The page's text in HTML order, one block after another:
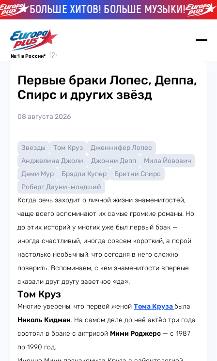
БОЛЬШЕ ХИТОВ! БОЛЬШЕ МУЗЫКИ!
№ 1 в России*
Первые браки Лопес, Деппа,
Спирс и других звёзд
08 августа 2026
Звезды Том Круз
Дженнифер Лопес
Анджелина Джоли
Джонни Депп
Мила Йовович
Деми Мур
Брэдли Купер
Бритни Спирс
Роберт Дауни-младший
Когда речь заходит о личной жизни знаменитостей,
чаще всего вспоминают их самые громкие романы. Но
до этих историй у многих уже был первый брак —
иногда счастливый, иногда совсем короткий, а порой
настолько необычный, что сегодня в него сложно
поверить. Вспоминаем, с кем знаменитости впервые
сказали друг другу заветное «да».
Том Круз
Многие уверены, что первой женой Тома Круза была
Николь Кидман. На самом деле до неё актёр три года
состоял в браке с актрисой Мими Роджерс — с 1987
по 1990 год.